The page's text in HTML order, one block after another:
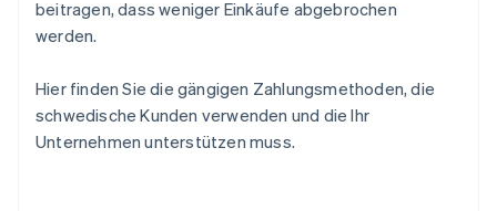
beitragen, dass weniger Einkäufe abgebrochen
werden.
Hier finden Sie die gängigen Zahlungsmethoden, die
schwedische Kunden verwenden und die Ihr
Unternehmen unterstützen muss.